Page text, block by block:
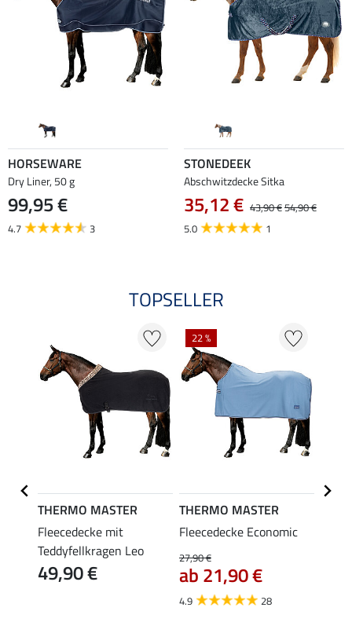
HORSEWARE
Dry Liner, 50 g
99,95 €
4.7 3
STONEDEEK
Abschwitzdecke Sitka
35,12 € 43,90 €54,90 €
5.0
1
TOPSELLER
THERMO MASTER
Fleecedecke mit
Teddyfellkragen Leo
49,90 €
22 %
THERMO MASTER
Fleecedecke Economic
27,90 €
ab 21,90 €
4.9 28